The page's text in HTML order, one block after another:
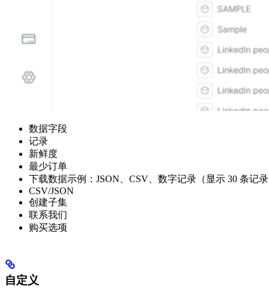
数据字段
记录
新鲜度
最少订单
下载数据示例：JSON、CSV、数字记录（显示 30 条记
CSV/JSON
创建子集
联系我们
购买选项
自定义